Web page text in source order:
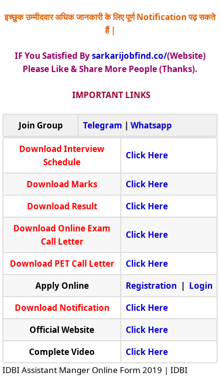
इच्छुक उम्मीदवार अधिक जानकारी के लिए पूर्ण Notification पढ़ सकते
हैं |
IF You Satisfied Bysarkarijobfind.co/(Website)
Please Like & Share More People (Thanks).
IMPORTANT LINKS
Join Group Telegram | Whatsapp
Download Interview
Schedule
Click Here
Download Marks
Click Here
Download Result
Click Here
Download Online Exam
Call Letter
Click Here
Download PET Call Letter
Click Here
Apply Online
Registration | Login
Download Notification
Click Here
Official Website
Click Here
Complete Video
Click Here
IDBI Assistant Manger Online Form 2019 | IDBI